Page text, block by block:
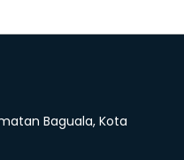
Baguala, Kota